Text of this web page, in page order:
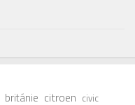
británie citroen civic